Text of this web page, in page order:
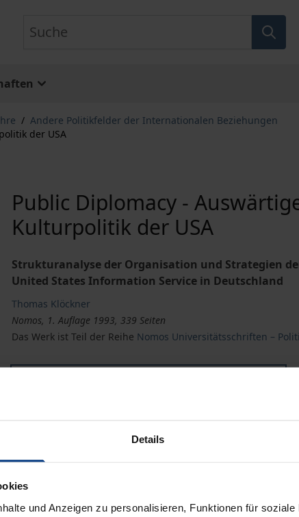
Details
und Anzeigen zu personalisieren, Funktionen für
/ Andere Politikfelder der Internationalen Beziehungen
der USA
Public Diplomacy -
Kulturpolitik der USA
Strukturanalyse der Organisation und Strategien
United States Information Service in Deutschland
Thomas Klöckner
Nomos, 1. Auflage 1993, 339 Seiten
Das Werk ist Teil der Reihe Nomos Universitätsschriften –
Hinweise zu Versandkosten